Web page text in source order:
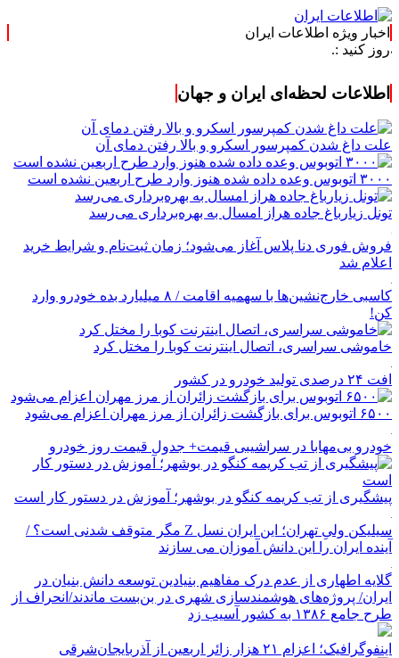
اخبار ویژه اطلاعات ایران
اطلاعات لحظه‌ای ایران و جهان
علت داغ شدن کمپرسور اسکرو و بالا رفتن دمای آن
۳۰۰۰ اتوبوس وعده داده شده هنوز وارد طرح اربعین نشده است
تونل زیارباغ جاده هراز امسال به بهره‌برداری می‌رسد
فروش فوری دنا پلاس آغاز می‌شود؛ زمان ثبت‌نام و شرایط خرید
اعلام شد
کاسبی خارج‌نشین‌ها با سهمیه اقامت / ۸ میلیارد بده خودرو وارد
کن!
خاموشی سراسری، اتصال اینترنت کوبا را مختل کرد
افت ۲۴ درصدی تولید خودرو در کشور
۶۵۰۰ اتوبوس برای بازگشت زائران از مرز مهران اعزام می‌شود
خودرو بی‌مهابا در سراشیبی قیمت+ جدول قیمت روز خودرو
پیشگیری از تب کریمه کنگو در بوشهر؛ آموزش در دستور کار است
سیلیکن ولیِ تهران؛ این ایران نسل Z مگر متوقف شدنی است؟ /
آینده ایران را این دانش آموزان می سازند
گلایه اطهاری از عدم درک مفاهیم بنیادین توسعه دانش بنیان در
ایران/ پروژه‌های هوشمندسازی شهری در بن‌بست ماندند/انحراف از
طرح جامع ۱۳۸۶ به کشور آسیب زد
اینفوگرافیک؛ اعزام ۲۱ هزار زائر اربعین از آذربایجان‌شرقی